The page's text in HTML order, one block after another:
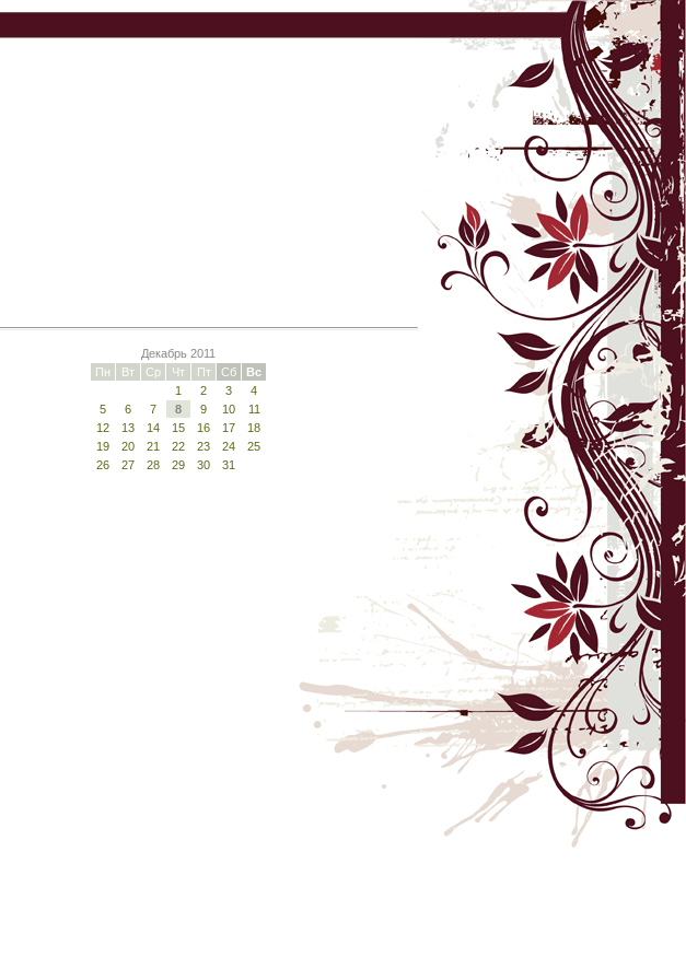
Декабрь 2011
Пн
Вт Ср Чт Пт Сб
Вс
1
2 3
4
5
6 7 8 9 10
11
12
13 14 15 16 17
18
19
20 21 22 23 24
25
26
27 28 29 30 31